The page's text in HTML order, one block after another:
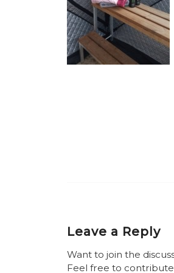
Leave a Reply
Want to join the
Feel free to